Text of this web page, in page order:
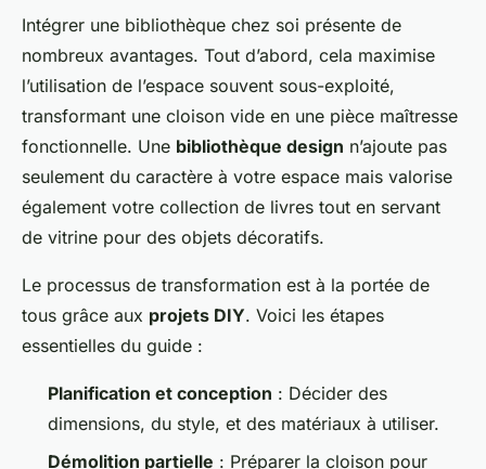
Intégrer une bibliothèque chez soi présente de
nombreux avantages. Tout d’abord, cela maximise
l’utilisation de l’espace souvent sous-exploité,
transformant une cloison vide en une pièce maîtresse
fonctionnelle. Une bibliothèque design n’ajoute pas
seulement du caractère à votre espace mais valorise
également votre collection de livres tout en servant
de vitrine pour des objets décoratifs.
Le processus de transformation est à la portée de
tous grâce aux projets DIY. Voici les étapes
essentielles du guide :
Planification et conception : Décider des
dimensions, du style, et des matériaux à utiliser.
Démolition partielle : Préparer la cloison pour